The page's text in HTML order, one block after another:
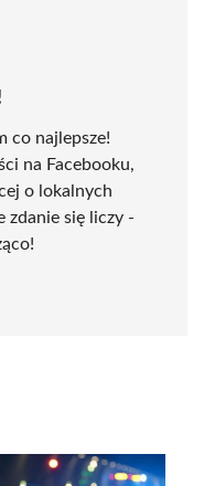
co najlepsze!
na Facebooku,
o lokalnych
zdanie się liczy -